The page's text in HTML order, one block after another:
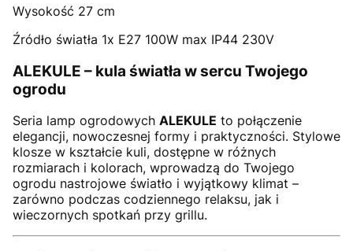
Wysokość 27 cm
Źródło światła 1x E27 100W max IP44 230V
ALEKULE – kula światła w sercu Twojego
ogrodu
Seria lamp ogrodowych ALEKULE to połączenie
elegancji, nowoczesnej formy i praktyczności. Stylowe
klosze w kształcie kuli, dostępne w różnych
rozmiarach i kolorach, wprowadzą do Twojego
ogrodu nastrojowe światło i wyjątkowy klimat –
zarówno podczas codziennego relaksu, jak i
wieczornych spotkań przy grillu.